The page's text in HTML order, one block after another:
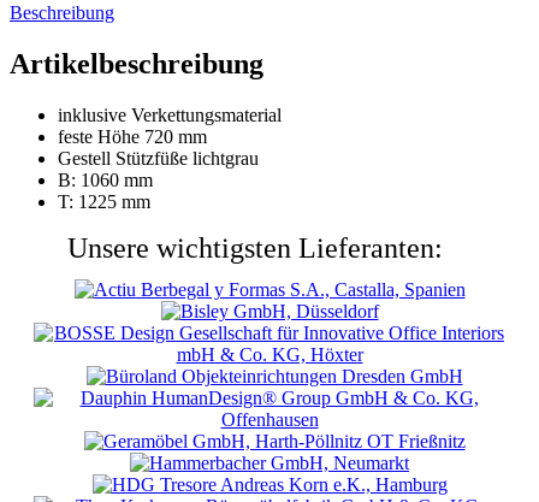
Beschreibung
Artikelbeschreibung
inklusive Verkettungsmaterial
feste Höhe 720 mm
Gestell Stützfüße lichtgrau
B: 1060 mm
T: 1225 mm
Unsere wichtigsten Lieferanten: